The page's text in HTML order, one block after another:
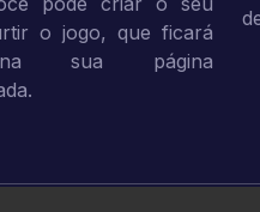
o jogo, que ficará
sua página